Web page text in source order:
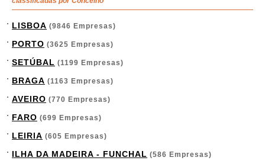
LISBOA (9846 Empresas)
PORTO (3625 Empresas)
SETÚBAL (1199 Empresas)
BRAGA (1163 Empresas)
AVEIRO (770 Empresas)
FARO (699 Empresas)
LEIRIA (605 Empresas)
ILHA DA MADEIRA - FUNCHAL (586 Empresas)